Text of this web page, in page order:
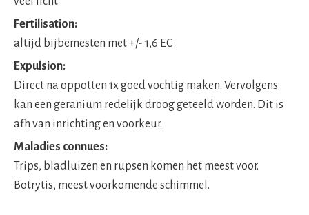
Fertilisation:
altijd bijbemesten met +/- 1,6 EC
Expulsion:
Direct na oppotten 1x goed vochtig maken. Vervolgens
kan een geranium redelijk droog geteeld worden. Dit is
afh van inrichting en voorkeur.
Maladies connues:
Trips, bladluizen en rupsen komen het meest voor.
Botrytis, meest voorkomende schimmel.